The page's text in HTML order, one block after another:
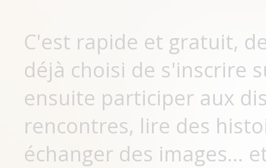
C'est rapide et gratuit,
déjà choisi de s'inscrire
ensuite participer aux
rencontres, lire des
échanger des images...